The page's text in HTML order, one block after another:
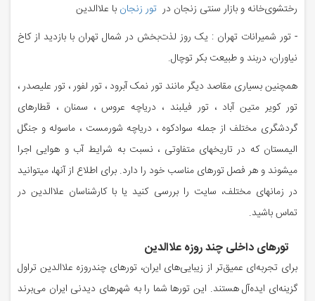
رختشوی‌خانه و بازار سنتی زنجان در تور زنجان با علاالدین
- تور شمیرانات تهران : یک روز لذت‌بخش در شمال تهران با بازدید از کاخ
نیاوران، دربند و طبیعت بکر توچال.
همچنین بسیاری مقاصد دیگر مانند تور نمک آبرود ، تور لفور ، تور علیصدر ،
تور کویر متین آباد ، تور فیلبند ، دریاچه عروس ، سمنان ، قطارهای
گردشگری مختلف از جمله سوادکوه ، دریاچه شورمست ، ماسوله و جنگل
الیمستان که در تاریخهای متفاوتی ، نسبت به شرایط آب و هوایی اجرا
میشوند و هر فصل تورهای مناسب خود را دارد. برای اطلاع از آنها، میتوانید
در زمانهای مختلف، سایت را بررسی کنید یا با کارشناسان علاالدین در
تماس باشید.
تورهای داخلی چند روزه علاالدین
برای تجربه‌ای عمیق‌تر از زیبایی‌های ایران، تورهای چندروزه علاالدین تراول
گزینه‌ای ایده‌آل هستند. این تورها شما را به شهرهای دیدنی ایران می‌برند